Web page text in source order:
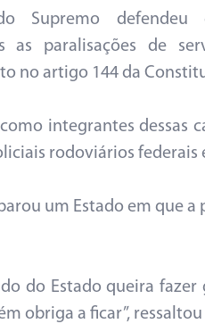
Supremo
as paralisações de
no artigo 144 da
integrantes dessas
rodoviários
um Estado em que
do Estado queira
obriga a ficar”,